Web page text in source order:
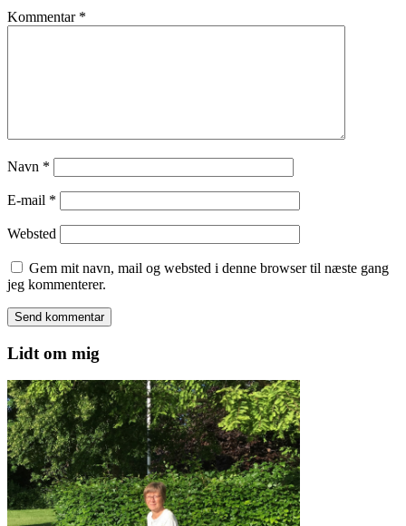
Kommentar *
Navn *
E-mail *
Websted
Gem mit navn, mail og websted i denne browser til næste gang
jeg kommenterer.
Lidt om mig